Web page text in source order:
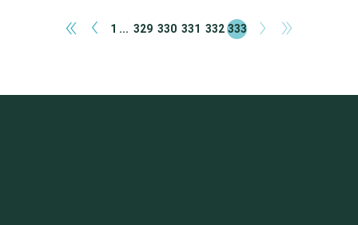
« ‹ 1 ... 329 330 331 332 333 › »